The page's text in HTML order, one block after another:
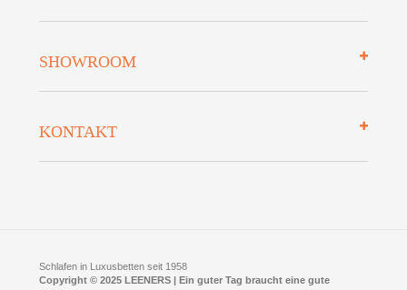
Finanzierung
Datenschutz
Preisgarantie
Presse
Jobs
SHOWROOM
Fotoalbum
KONTAKT
Neuer Showroom für unsere Onlineartikel.
Schlafen in Luxusbetten seit 1958
Copyright © 2025 LEENERS | Ein guter Tag braucht eine gute